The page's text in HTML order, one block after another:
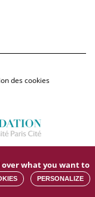
des cookies
over what you want to
PERSONALIZE